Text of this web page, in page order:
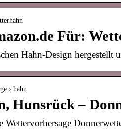
Für:
Hahn-Design hergestellt
› hahn
Hunsrück –